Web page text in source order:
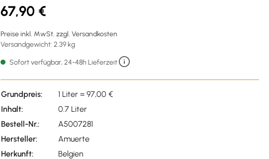
67,90 €
Preise inkl. MwSt. zzgl. Versandkosten
Versandgewicht: 2.39 kg
Sofort verfügbar, 24-48h Lieferzeit
Grundpreis:
1 Liter = 97,00 €
Inhalt:
0.7 Liter
Bestell-Nr.:
A5007281
Hersteller:
Amuerte
Herkunft:
Belgien